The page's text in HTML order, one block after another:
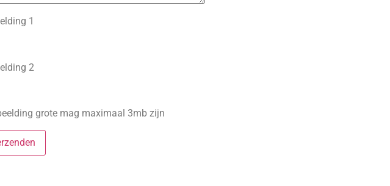
1
2
grote mag maximaal 3mb zijn